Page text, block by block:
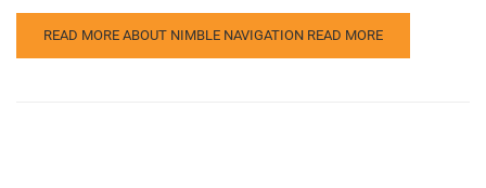
READ MORE ABOUT NIMBLE NAVIGATION READ MORE